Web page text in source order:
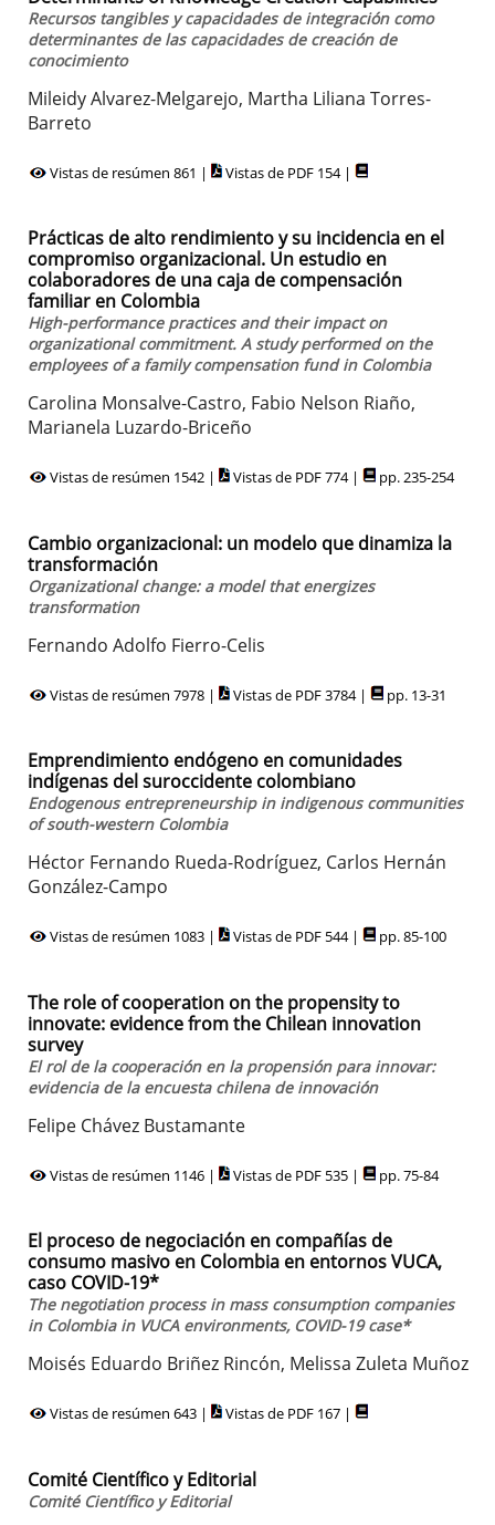
Recursos tangibles y capacidades de integración como
determinantes de las capacidades de creación de
conocimiento
Mileidy Alvarez-Melgarejo, Martha Liliana Torres-
Barreto
Vistas de resúmen 861 | Vistas de PDF 154 |
Prácticas de alto rendimiento y su incidencia en el
compromiso organizacional. Un estudio en
colaboradores de una caja de compensación
familiar en Colombia
High-performance practices and their impact on
organizational commitment. A study performed on the
employees of a family compensation fund in Colombia
Carolina Monsalve-Castro, Fabio Nelson Riaño,
Marianela Luzardo-Briceño
Vistas de resúmen 1542 | Vistas de PDF 774 | pp. 235-254
Cambio organizacional: un modelo que dinamiza la
transformación
Organizational change: a model that energizes
transformation
Fernando Adolfo Fierro-Celis
Vistas de resúmen 7978 | Vistas de PDF 3784 | pp. 13-31
Emprendimiento endógeno en comunidades
indígenas del suroccidente colombiano
Endogenous entrepreneurship in indigenous communities
of south-western Colombia
Héctor Fernando Rueda-Rodríguez, Carlos Hernán
González-Campo
Vistas de resúmen 1083 | Vistas de PDF 544 | pp. 85-100
The role of cooperation on the propensity to
innovate: evidence from the Chilean innovation
survey
El rol de la cooperación en la propensión para innovar:
evidencia de la encuesta chilena de innovación
Felipe Chávez Bustamante
Vistas de resúmen 1146 | Vistas de PDF 535 | pp. 75-84
El proceso de negociación en compañías de
consumo masivo en Colombia en entornos VUCA,
caso COVID-19*
The negotiation process in mass consumption companies
in Colombia in VUCA environments, COVID-19 case*
Moisés Eduardo Briñez Rincón, Melissa Zuleta Muñoz
Vistas de resúmen 643 | Vistas de PDF 167 |
Comité Científico y Editorial
Comité Científico y Editorial